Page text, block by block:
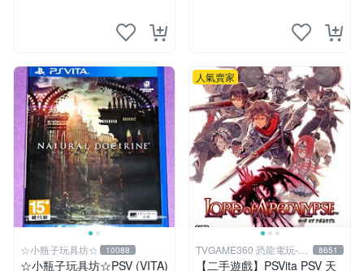
☆小瓶子玩具坊☆ 10088
☆小瓶子玩具坊☆PSV (VITA)
人氣賣家
TVGAME360 恐龍電玩-台
中店
8651
【二手遊戲】PSVita PSV 天